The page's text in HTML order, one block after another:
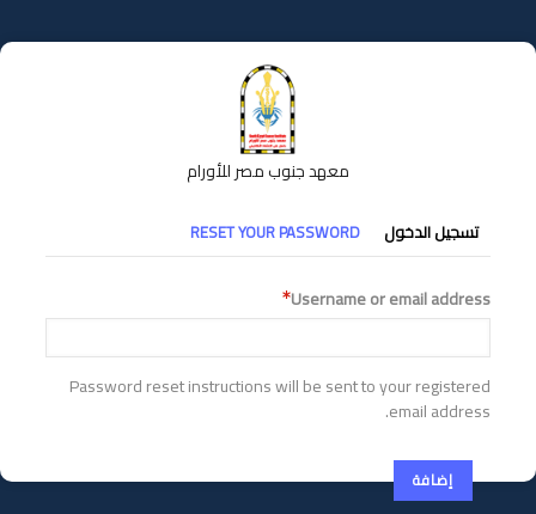
إلى
المحتوى
معهد جنوب مصر للأورام
التبويبات
الأساسية
تسجيل الدخول RESET YOUR PASSWORD
Username or email address
Password reset instructions will be sent to your registered
email address.